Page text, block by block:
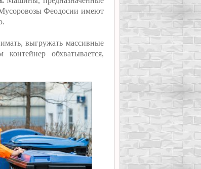
Мусоровозы Феодосии имеют
выгружать массивные
обхватывается,